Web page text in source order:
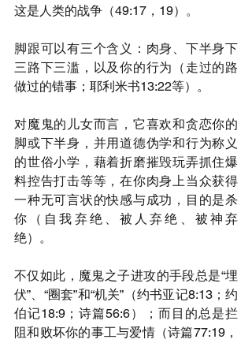
这是人类的战争（49:17，19）。
脚跟可以有三个含义：肉身、下半身下
三路下三滥，以及你的行为（走过的路
做过的错事；耶利米书13:22等）。
对魔鬼的儿女而言，它喜欢和贪恋你的
脚或下半身，并用道德伪学和行为称义
的世俗小学，藉着折磨摧毁玩弄抓住爆
料控告打击等等，在你肉身上当众获得
一种无可言状的快感与成功，目的是杀
你（自我弃绝、被人弃绝、被神弃
绝）。
不仅如此，魔鬼之子进攻的手段总是“埋
伏”、“圈套”和“机关”（约书亚记8:13；约
伯记18:9；诗篇56:6）；而目的总是拦
阻和败坏你的事工与爱情（诗篇77:19，